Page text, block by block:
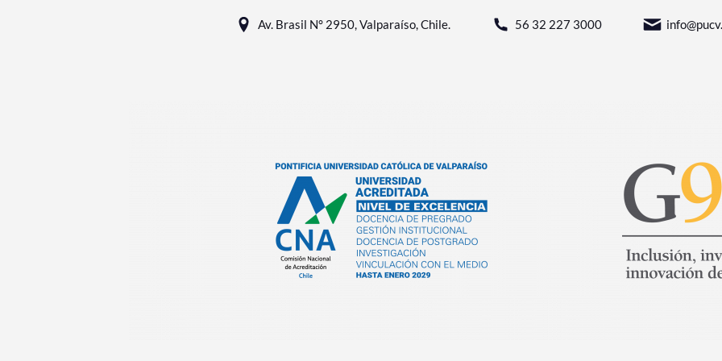
Av. Brasil N° 2950, Valparaíso, Chile. 56 32 227 3000